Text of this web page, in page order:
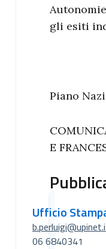
gli esiti
Piano
E
Ufficio
06 6840341